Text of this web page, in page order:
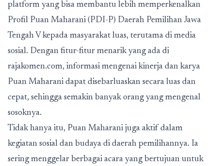
platform yang bisa membantu lebih memperkenalkan
Profil Puan Maharani (PDI-P) Daerah Pemilihan Jawa
Tengah V kepada masyarakat luas, terutama di media
sosial. Dengan fitur-fitur menarik yang ada di
rajakomen.com, informasi mengenai kinerja dan karya
Puan Maharani dapat disebarluaskan secara luas dan
cepat, sehingga semakin banyak orang yang mengenal
sosoknya.
Tidak hanya itu, Puan Maharani juga aktif dalam
kegiatan sosial dan budaya di daerah pemilihannya. Ia
sering menggelar berbagai acara yang bertujuan untuk